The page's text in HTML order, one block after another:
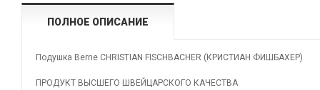
ПОЛНОЕ ОПИСАНИЕ
Подушка Berne CHRISTIAN FISCHBACHER (КРИСТИАН ФИШБАХЕР)
ПРОДУКТ ВЫСШЕГО ШВЕЙЦАРСКОГО КАЧЕСТВА